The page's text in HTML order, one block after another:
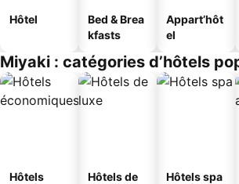
Hôtel
Bed & Brea
kfasts
Appart’hôt
el
Miyaki : catégories d’hôtels
Hôtels
Hôtels de
Hôtels spa